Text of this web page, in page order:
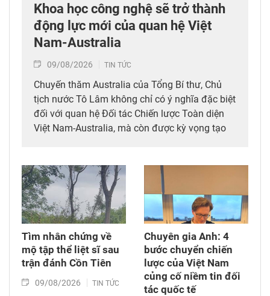
Khoa học công nghệ sẽ trở thành
động lực mới của quan hệ Việt
Nam-Australia
09/08/2026 TIN TỨC
Chuyến thăm Australia của Tổng Bí thư, Chủ
tịch nước Tô Lâm không chỉ có ý nghĩa đặc biệt
đối với quan hệ Đối tác Chiến lược Toàn diện
Việt Nam-Australia, mà còn được kỳ vọng tạo
Tìm nhân chứng về
mộ tập thể liệt sĩ sau
trận đánh Cồn Tiên
09/08/2026 TIN TỨC
Chuyên gia Anh: 4
bước chuyển chiến
lược của Việt Nam
củng cố niềm tin đối
tác quốc tế